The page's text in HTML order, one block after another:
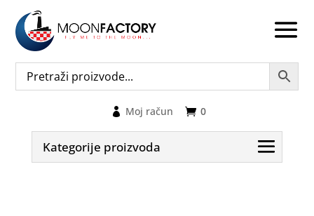
0
Moj račun
Kategorije proizvoda